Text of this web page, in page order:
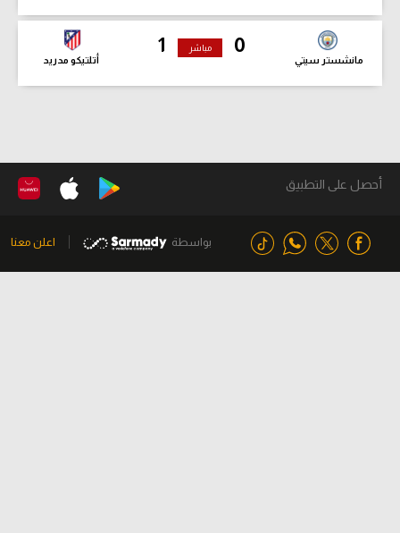
0
مانشستر سيتي
1
أتلتيكو مدريد
مباشر
أحصل على التطبيق
بواسطة اعلن معنا